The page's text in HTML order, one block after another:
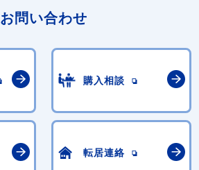
お問い合わせ
購入相談
転居連絡